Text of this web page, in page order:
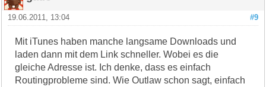
#9
19.06.2011, 13:04
Mit iTunes haben manche langsame Downloads und
laden dann mit dem Link schneller. Wobei es die
gleiche Adresse ist. Ich denke, dass es einfach
Routingprobleme sind. Wie Outlaw schon sagt, einfach